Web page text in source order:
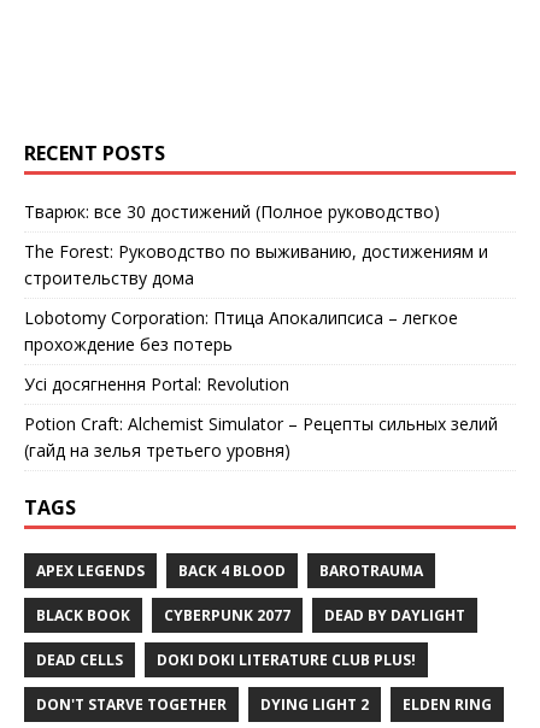
RECENT POSTS
Тварюк: все 30 достижений (Полное руководство)
The Forest: Руководство по выживанию, достижениям и
строительству дома
Lobotomy Corporation: Птица Апокалипсиса – легкое
прохождение без потерь
Усі досягнення Portal: Revolution
Potion Craft: Alchemist Simulator – Рецепты сильных зелий
(гайд на зелья третьего уровня)
TAGS
APEX LEGENDS BACK 4 BLOOD BAROTRAUMA
BLACK BOOK CYBERPUNK 2077 DEAD BY DAYLIGHT
DEAD CELLS DOKI DOKI LITERATURE CLUB PLUS!
DON'T STARVE TOGETHER DYING LIGHT 2 ELDEN RING